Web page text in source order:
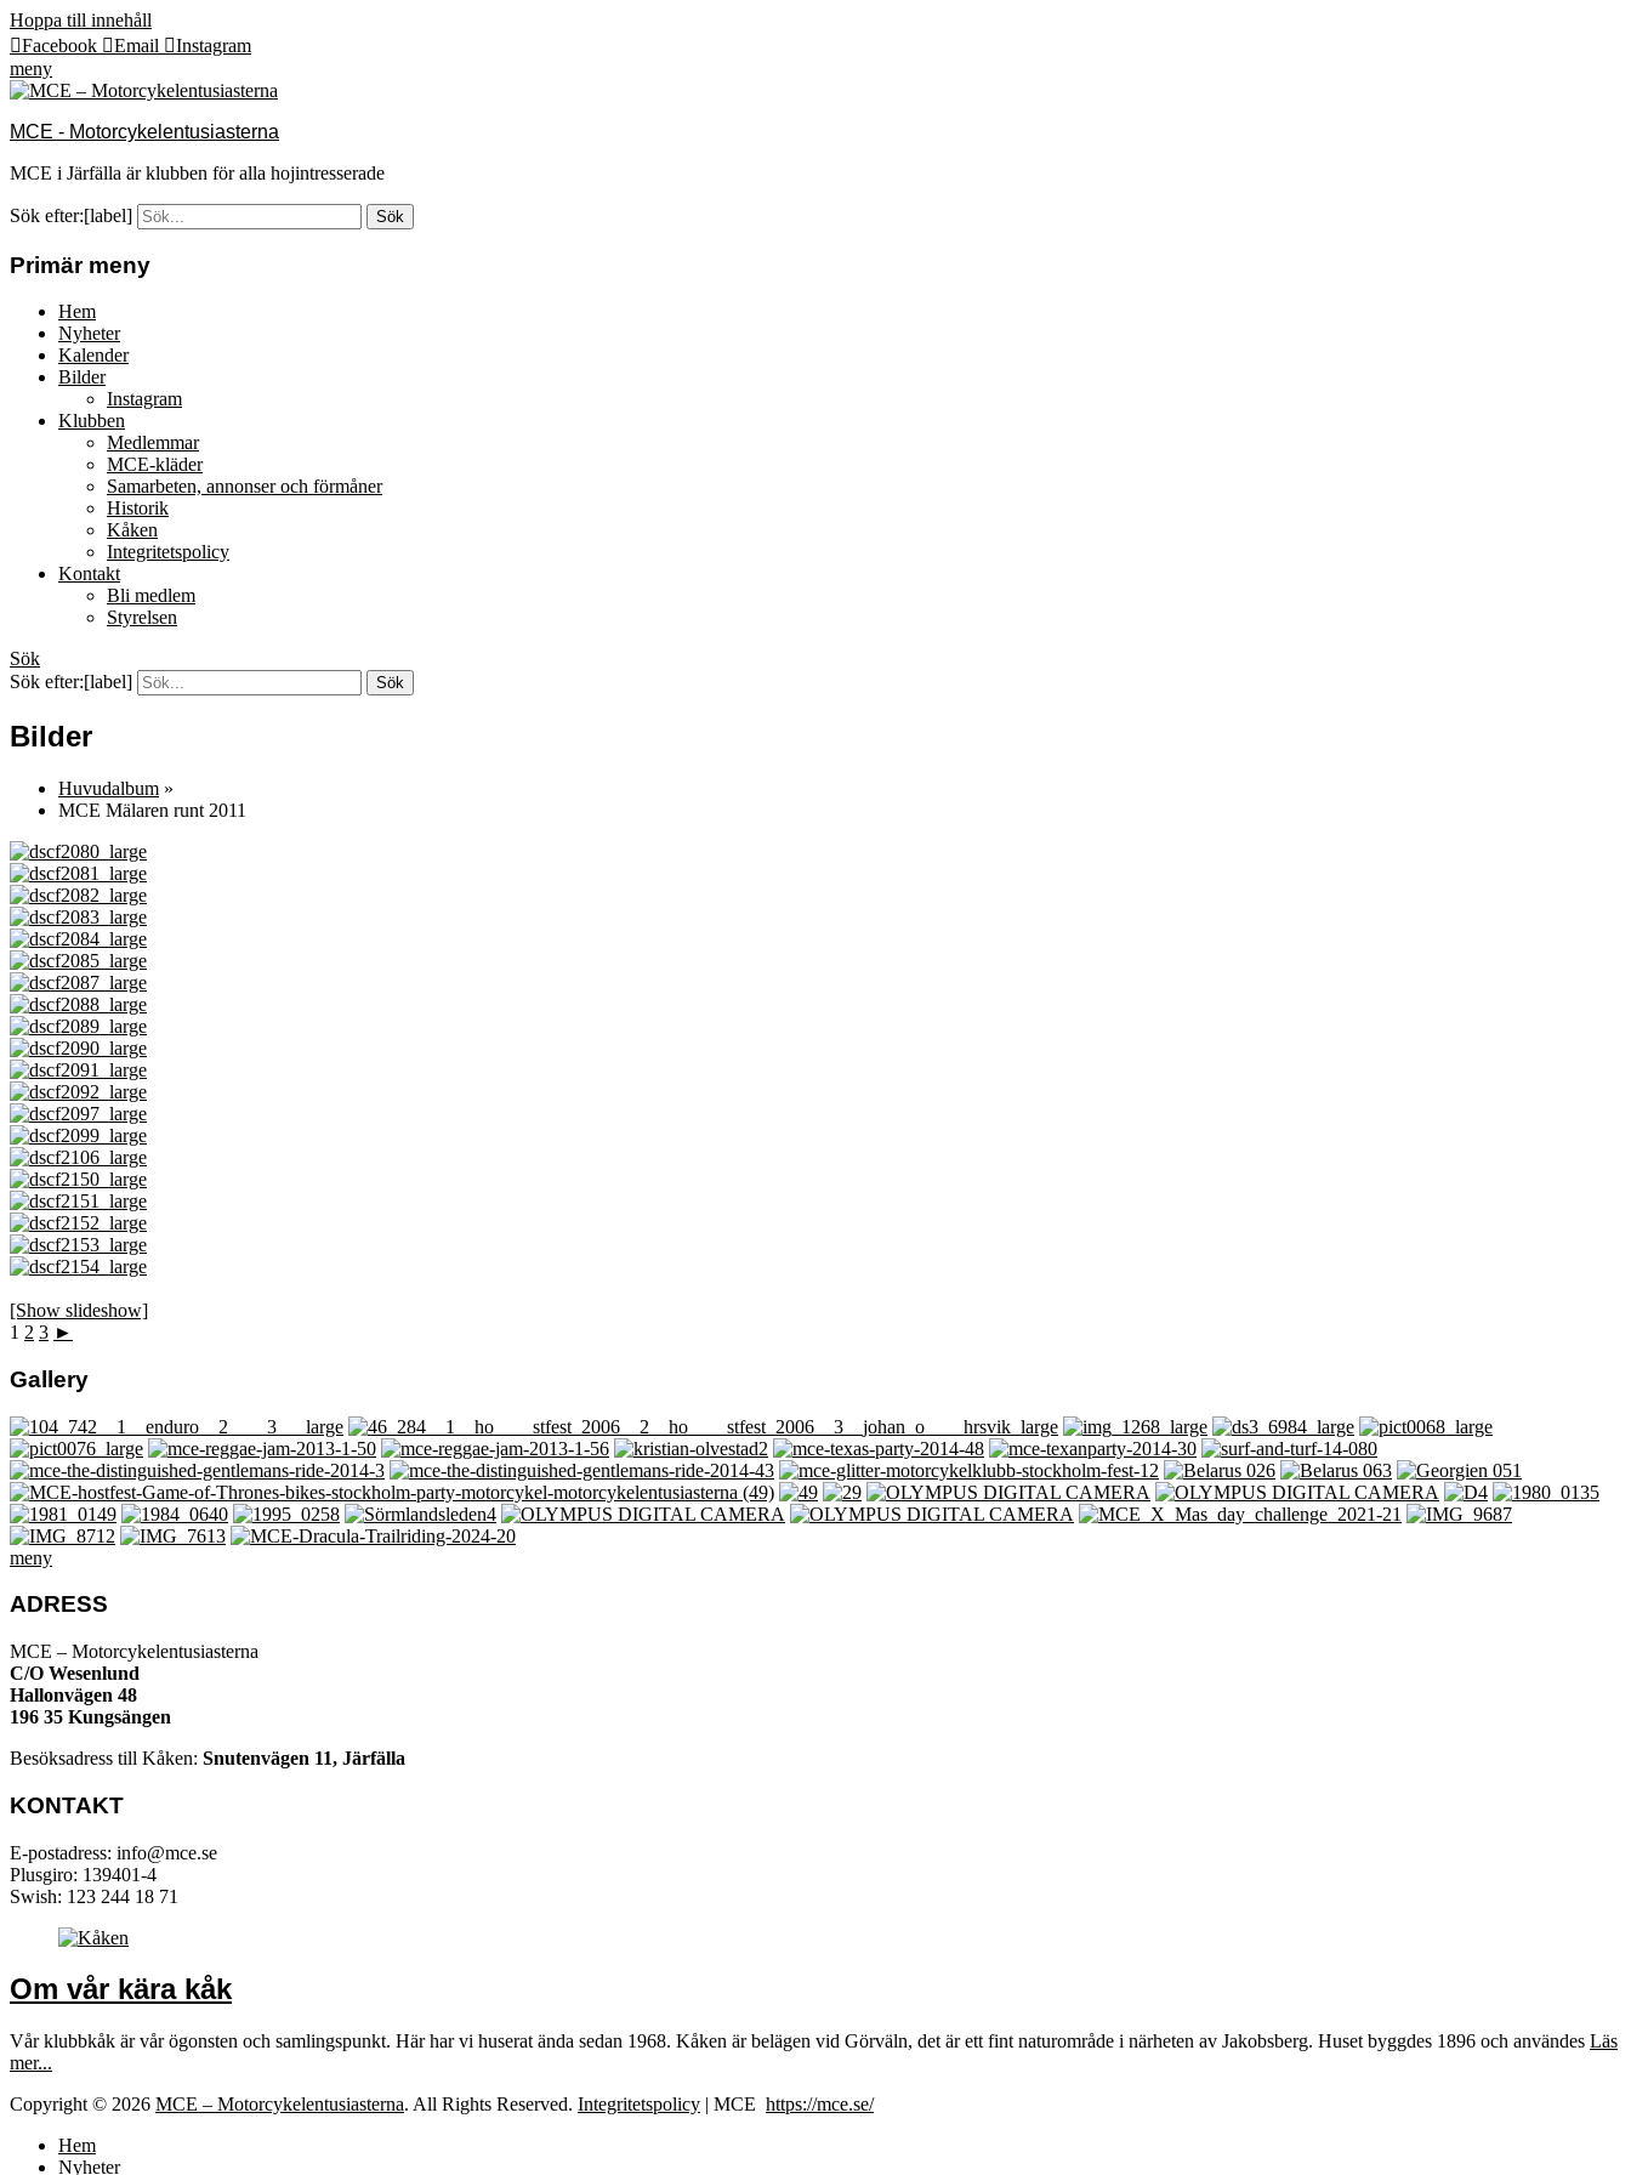
Hoppa till innehåll
Facebook
Email
Instagram
meny
MCE - Motorcykelentusiasterna
MCE i Järfälla är klubben för alla hojintresserade
Sök efter:[label]
Primär meny
Hem
Nyheter
Kalender
Bilder
Instagram
Klubben
Medlemmar
MCE-kläder
Samarbeten, annonser och förmåner
Historik
Kåken
Integritetspolicy
Kontakt
Bli medlem
Styrelsen
Sök
Sök efter:[label]
Bilder
Huvudalbum »
MCE Mälaren runt 2011
[Show slideshow]
1 2 3 ►
Gallery
meny
ADRESS
MCE – Motorcykelentusiasterna
C/O Wesenlund
Hallonvägen 48
196 35 Kungsängen
Besöksadress till Kåken: Snutenvägen 11, Järfälla
KONTAKT
E-postadress: info@mce.se
Plusgiro: 139401-4
Swish: 123 244 18 71
Om vår kära kåk
Vår klubbkåk är vår ögonsten och samlingspunkt. Här har vi huserat ända sedan 1968. Kåken är belägen vid Görväln, det är ett fint naturområde i närheten av Jakobsberg. Huset byggdes 1896 och användes Läs
mer...
Copyright © 2026 MCE – Motorcykelentusiasterna. All Rights Reserved. Integritetspolicy | MCE https://mce.se/
Hem
Nyheter